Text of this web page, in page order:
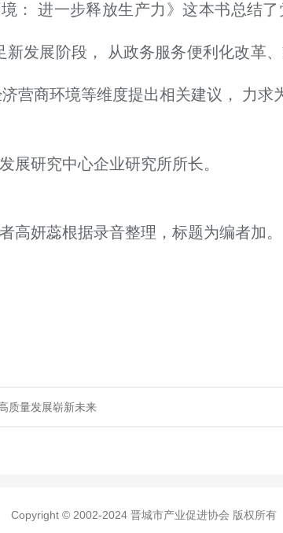
境： 进一步释放生产力》这本书总结
新发展阶段， 从政务服务便利化改革
营商环境等维度提出相关建议， 力求
展研究中心企业研究所所长。
高妍蕊根据录音整理，标题为编者加。
质量发展崭新未来
Copyright © 2002-2024 晋城市产业促进协会 版权所有